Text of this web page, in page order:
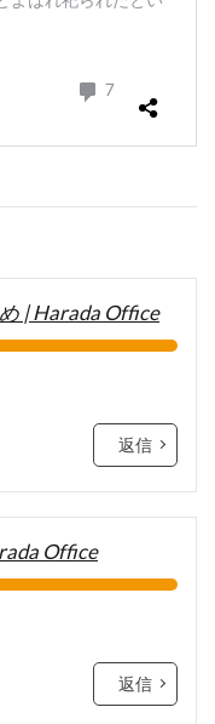
| Harada Office
返信
Office
返信